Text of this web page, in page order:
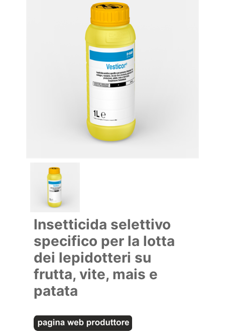
Insetticida selettivo
specifico per la lotta
dei lepidotteri su
frutta, vite, mais e
patata